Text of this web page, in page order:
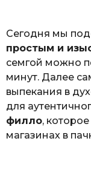
Сегодня мы
простым и
семгой можно
минут. Далее
выпекания в
для
филло,
магазинах в